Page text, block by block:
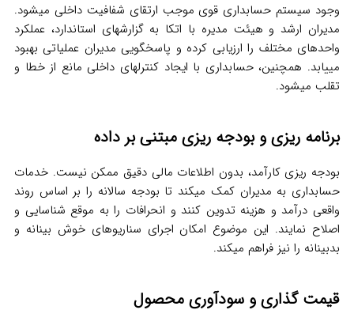
وجود سیستم حسابداری قوی موجب ارتقای شفافیت داخلی میشود.
مدیران ارشد و هیئت مدیره با اتکا به گزارشهای استاندارد، عملکرد
واحدهای مختلف را ارزیابی کرده و پاسخگویی مدیران عملیاتی بهبود
مییابد. همچنین، حسابداری با ایجاد کنترلهای داخلی مانع از خطا و
تقلب میشود.
برنامه ریزی و بودجه ریزی مبتنی بر داده
بودجه ریزی کارآمد، بدون اطلاعات مالی دقیق ممکن نیست. خدمات
حسابداری به مدیران کمک میکند تا بودجه سالانه را بر اساس روند
واقعی درآمد و هزینه تدوین کنند و انحرافات را به موقع شناسایی و
اصلاح نمایند. این موضوع امکان اجرای سناریوهای خوش‌ بینانه و
بدبینانه را نیز فراهم میکند.
قیمت گذاری و سودآوری محصول